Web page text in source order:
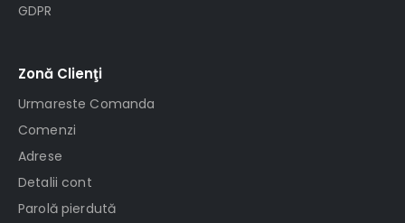
GDPR
Zonă Clienţi
Urmareste Comanda
Comenzi
Adrese
Detalii cont
Parolă pierdută